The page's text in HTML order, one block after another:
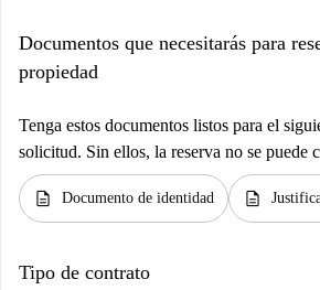
Documentos que necesitarás para
propiedad
Tenga estos documentos listos para el
solicitud. Sin ellos, la reserva no se puede
description Documento de identidad description
Tipo de contrato